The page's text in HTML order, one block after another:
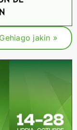
Gehiago jakin »